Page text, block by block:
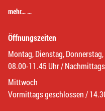
mehr… …
Öffnungszeiten
Montag, Dienstag,
08.00-11.45 Uhr /
Mittwoch
Vormittags geschlossen /